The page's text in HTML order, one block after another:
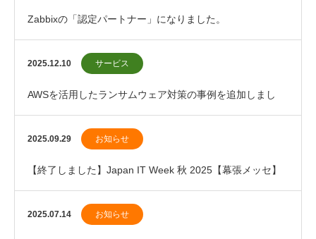
Zabbixの「認定パートナー」になりました。
2025.12.10 サービス
AWSを活用したランサムウェア対策の事例を追加しまし
た。
2025.09.29 お知らせ
【終了しました】Japan IT Week 秋 2025【幕張メッセ】
に出展します。
2025.07.14 お知らせ